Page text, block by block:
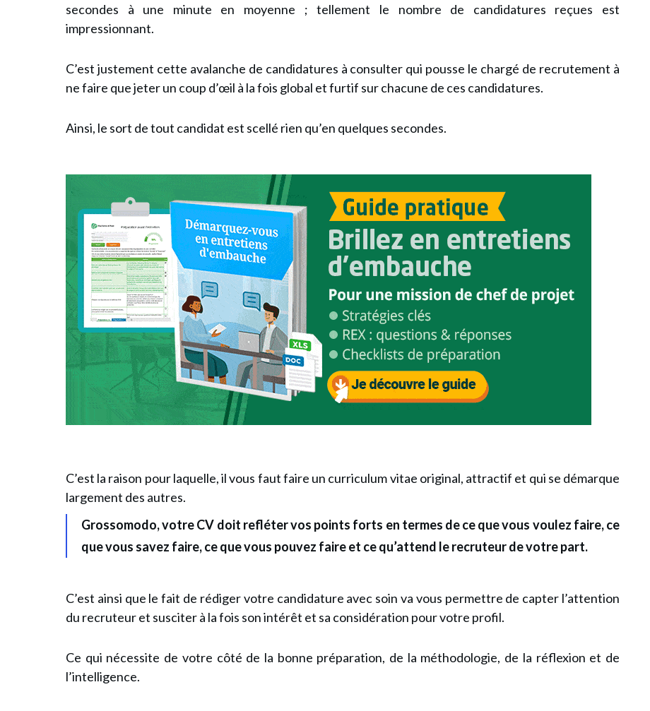
secondes à une minute en moyenne ; tellement le nombre de candidatures reçues est
impressionnant.
C’est justement cette avalanche de candidatures à consulter qui pousse le chargé de recrutement à
ne faire que jeter un coup d’œil à la fois global et furtif sur chacune de ces candidatures.
Ainsi, le sort de tout candidat est scellé rien qu’en quelques secondes.
C’est la raison pour laquelle, il vous faut faire un curriculum vitae original, attractif et qui se démarque
largement des autres.
Grossomodo, votre CV doit refléter vos points forts en termes de ce quevous voulez faire, ce
que vous savez faire, ce que vous pouvez faire et ce qu’attend le recruteur de votre part.
C’est ainsi que le fait de rédiger votre candidature avec soin va vous permettre de capter l’attention
du recruteur et susciter à la fois son intérêt et sa considération pour votre profil.
Ce qui nécessite de votre côté de la bonne préparation, de la méthodologie, de la réflexion et de
l’intelligence.